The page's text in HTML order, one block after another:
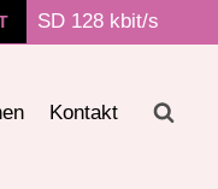
Kontakt